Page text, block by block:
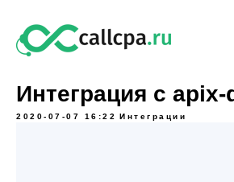
Интеграция с
2020-07-07 16:22 Интеграции